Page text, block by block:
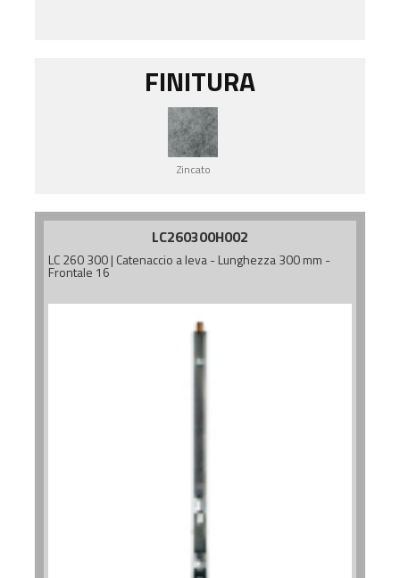
FINITURA
Zincato
LC260300H002
LC 260 300 | Catenaccio a leva - Lunghezza 300 mm -
Frontale 16